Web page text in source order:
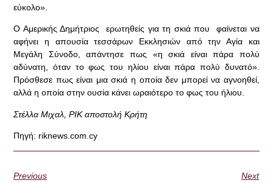
εύκολο».
Ο Αμερικής Δημήτριος ερωτηθείς για τη σκιά που φαίνεται να
αφήνει η απουσία τεσσάρων Εκκλησιών από την Αγία και
Μεγάλη Σύνοδο, απάντησε πως «η σκιά είναι πάρα πολύ
αδύνατη, όταν το φως του ηλίου είναι πάρα πολύ δυνατό».
Πρόσθεσε πως είναι μια σκιά η οποία δεν μπορεί να αγνοηθεί,
αλλά η οποία στην ουσία κάνει ωραιότερο το φως του ήλιου.
Στέλλα Μιχαλ, ΡΙΚ αποστολή Κρήτη
Πηγή: riknews.com.cy
Previous
Next